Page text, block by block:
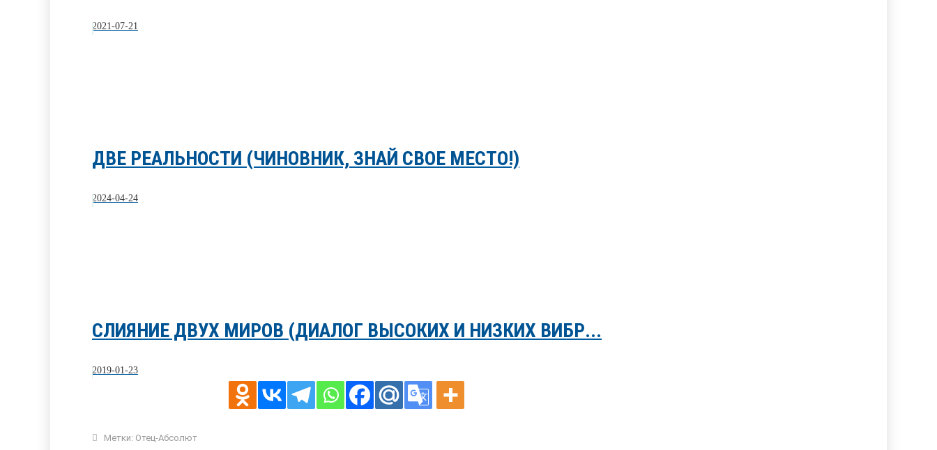
2021-07-21
ДВЕ РЕАЛЬНОСТИ (ЧИНОВНИК, ЗНАЙ СВОЕ МЕСТО!)
2024-04-24
СЛИЯНИЕ ДВУХ МИРОВ (ДИАЛОГ ВЫСОКИХ И НИЗКИХ ВИБР...
2019-01-23
Метки: Отец-Абсолют